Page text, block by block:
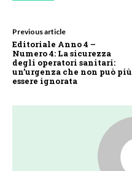
Previous article
Editoriale Anno 4 –
Numero 4: La sicurezza
degli operatori sanitari:
un’urgenza che non può più
essere ignorata